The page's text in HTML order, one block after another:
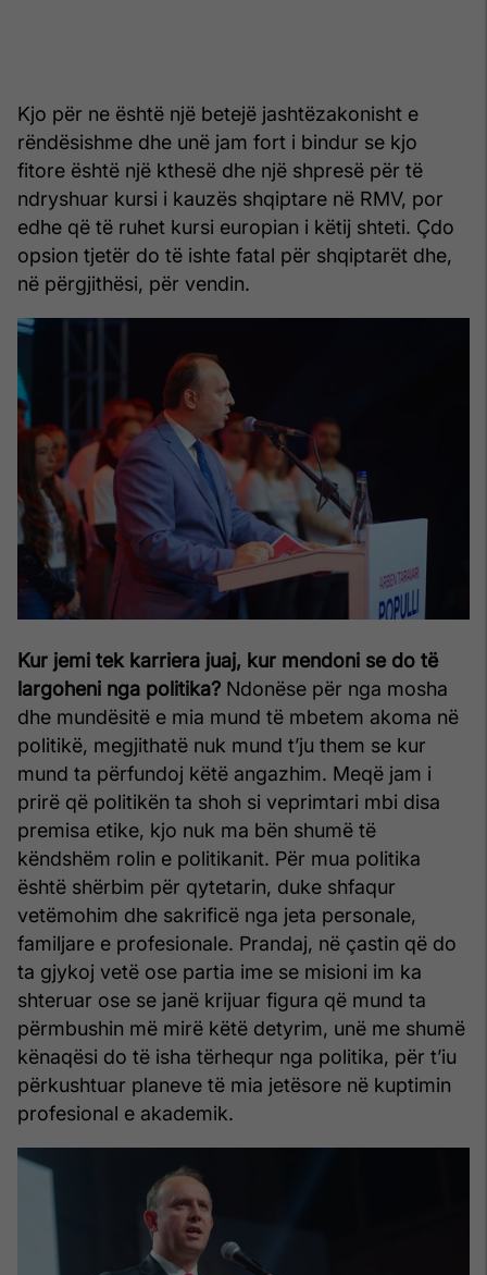
Kjo për ne është një betejë jashtëzakonisht e
rëndësishme dhe unë jam fort i bindur se kjo
fitore është një kthesë dhe një shpresë për të
ndryshuar kursi i kauzës shqiptare në RMV, por
edhe që të ruhet kursi europian i këtij shteti. Çdo
opsion tjetër do të ishte fatal për shqiptarët dhe,
në përgjithësi, për vendin.
Kur jemi tek karriera juaj, kur mendoni se do të
largoheni nga politika? Ndonëse për nga mosha
dhe mundësitë e mia mund të mbetem akoma në
politikë, megjithatë nuk mund t’ju them se kur
mund ta përfundoj këtë angazhim. Meqë jam i
prirë që politikën ta shoh si veprimtari mbi disa
premisa etike, kjo nuk ma bën shumë të
këndshëm rolin e politikanit. Për mua politika
është shërbim për qytetarin, duke shfaqur
vetëmohim dhe sakrificë nga jeta personale,
familjare e profesionale. Prandaj, në çastin që do
ta gjykoj vetë ose partia ime se misioni im ka
shteruar ose se janë krijuar figura që mund ta
përmbushin më mirë këtë detyrim, unë me shumë
kënaqësi do të isha tërhequr nga politika, për t’iu
përkushtuar planeve të mia jetësore në kuptimin
profesional e akademik.